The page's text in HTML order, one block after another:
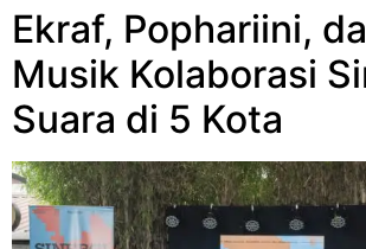
Ekraf, Pophariini,
Musik Kolaborasi
Suara di 5 Kota